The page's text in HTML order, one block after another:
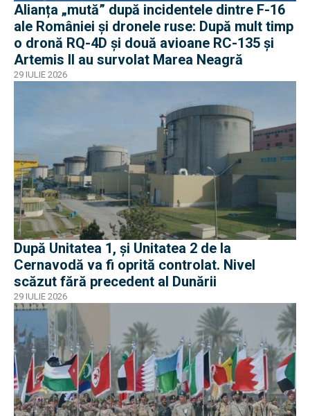
Alianța „mută” după incidentele dintre F-16
ale României și dronele ruse: După mult timp
o dronă RQ-4D și două avioane RC-135 și
Artemis II au survolat Marea Neagră
29 IULIE 2026
După Unitatea 1, și Unitatea 2 de la
Cernavodă va fi oprită controlat. Nivel
scăzut fără precedent al Dunării
29 IULIE 2026